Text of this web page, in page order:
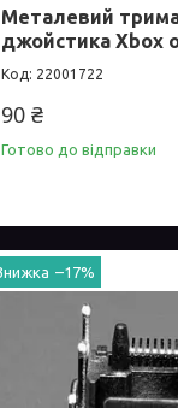
Металевий
джойстика Xbox
22001722
90 ₴
Готово до відправки
–17%